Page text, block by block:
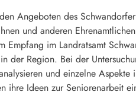
Angeboten des
und anderen
im Landratsamt
der Region. Bei der
und einzelne
ihre Ideen zur Seniorenarbeit